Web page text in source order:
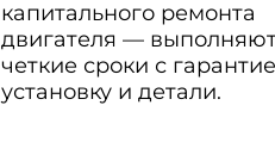
капитального ремонта
двигателя —
четкие сроки с
установку и детали.